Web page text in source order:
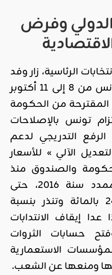
وفرض
الرئاسية، زار وفد
صندوق النقد الدولي تونس من 8 إلى 11 أكتوبر
المقترحة من الحكومة
تونس بالإصلاحات
التدريجي لدعم
الآلي » للأسعار
والصندوق منذ
إبرام اتفاق القرض الممدد سنة 2016، حتى
وصلت نسبة الزيادة 24 بالمائة وتنذر بنسبة
2020. هذا عدا إيقاف الانتدابات
حسابات الثروات
الاستعمارية
ومنعها عن الشعب.